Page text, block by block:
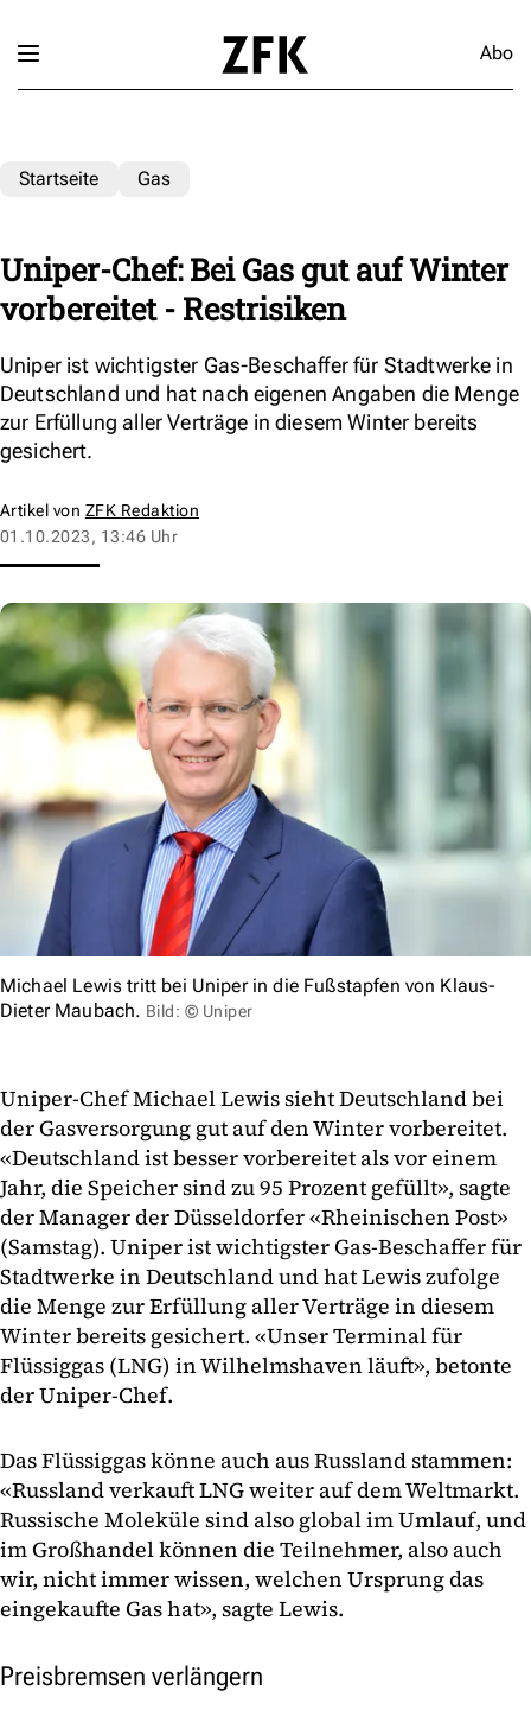
Abo
Startseite Gas
Uniper-Chef: Bei Gas gut auf Winter
vorbereitet - Restrisiken
Uniper ist wichtigster Gas-Beschaffer für Stadtwerke in
Deutschland und hat nach eigenen Angaben die Menge
zur Erfüllung aller Verträge in diesem Winter bereits
gesichert.
Artikel von ZFK Redaktion
01.10.2023, 13:46 Uhr
Michael Lewis tritt bei Uniper in die Fußstapfen von Klaus-
Dieter Maubach. Bild: © Uniper
Uniper-Chef Michael Lewis sieht Deutschland bei
der Gasversorgung gut auf den Winter vorbereitet.
«Deutschland ist besser vorbereitet als vor einem
Jahr, die Speicher sind zu 95 Prozent gefüllt», sagte
der Manager der Düsseldorfer «Rheinischen Post»
(Samstag). Uniper ist wichtigster Gas-Beschaffer für
Stadtwerke in Deutschland und hat Lewis zufolge
die Menge zur Erfüllung aller Verträge in diesem
Winter bereits gesichert. «Unser Terminal für
Flüssiggas (LNG) in Wilhelmshaven läuft», betonte
der Uniper-Chef.
Das Flüssiggas könne auch aus Russland stammen:
«Russland verkauft LNG weiter auf dem Weltmarkt.
Russische Moleküle sind also global im Umlauf, und
im Großhandel können die Teilnehmer, also auch
wir, nicht immer wissen, welchen Ursprung das
eingekaufte Gas hat», sagte Lewis.
Preisbremsen verlängern